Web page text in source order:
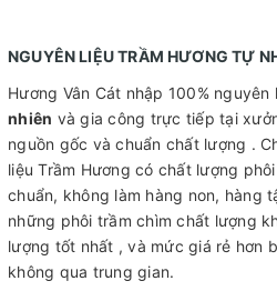
NGUYÊN LIỆU TRẦM HƯƠNG TỰ
Hương Vân Cát nhập 100% nguyên
nhiên và gia công trực tiếp tại
nguồn gốc và chuẩn chất lượng .
liệu Trầm Hương có chất lượng
chuẩn, không làm hàng non, hàng
những phôi trầm chìm chất lượng
lượng tốt nhất , và mức giá rẻ hơn
không qua trung gian.